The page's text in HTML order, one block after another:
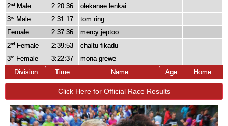
2nd Male 2:20:36
olekanae lenkai
3rd Male 2:31:17
tom ring
Female
2:37:36
mercy jeptoo
2nd Female 2:39:53
chaltu fikadu
3rd Female 3:22:37
mona grewe
Division
Time Name Age Home
Click Here for Official Race Results